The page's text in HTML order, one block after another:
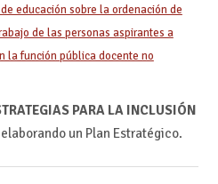
educación sobre la ordenación de
de las personas aspirantes a
la función pública docente no
PARA LA INCLUSIÓN
un Plan Estratégico.